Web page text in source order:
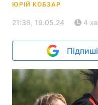
ЮРІЙ КОБЗАР
21:36, 19.05.24 4